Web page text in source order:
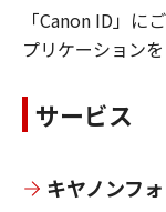
「Canon ID」に
プリケーション
サービス
キヤノンフ